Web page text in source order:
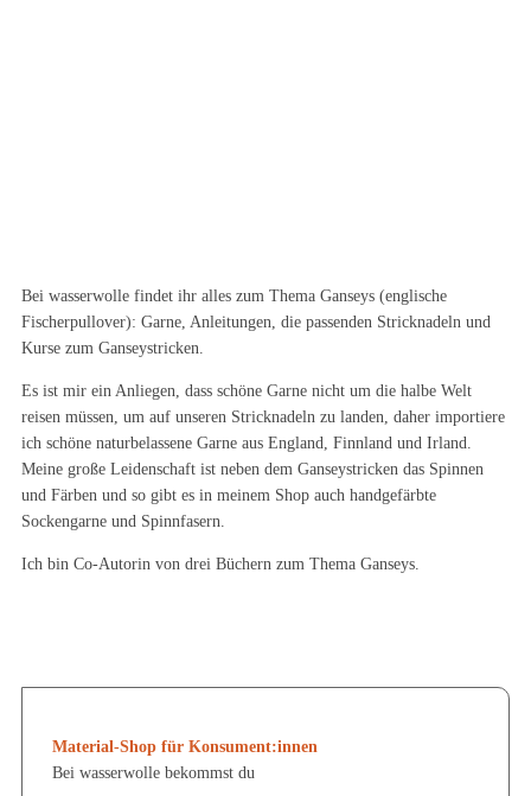
Bei wasserwolle findet ihr alles zum Thema Ganseys (englische
Fischerpullover): Garne, Anleitungen, die passenden Stricknadeln und
Kurse zum Ganseystricken.
Es ist mir ein Anliegen, dass schöne Garne nicht um die halbe Welt
reisen müssen, um auf unseren Stricknadeln zu landen, daher importiere
ich schöne naturbelassene Garne aus England, Finnland und Irland.
Meine große Leidenschaft ist neben dem Ganseystricken das Spinnen
und Färben und so gibt es in meinem Shop auch handgefärbte
Sockengarne und Spinnfasern.
Ich bin Co-Autorin von drei Büchern zum Thema Ganseys.
Material-Shop für Konsument:innen
Bei wasserwolle bekommst du